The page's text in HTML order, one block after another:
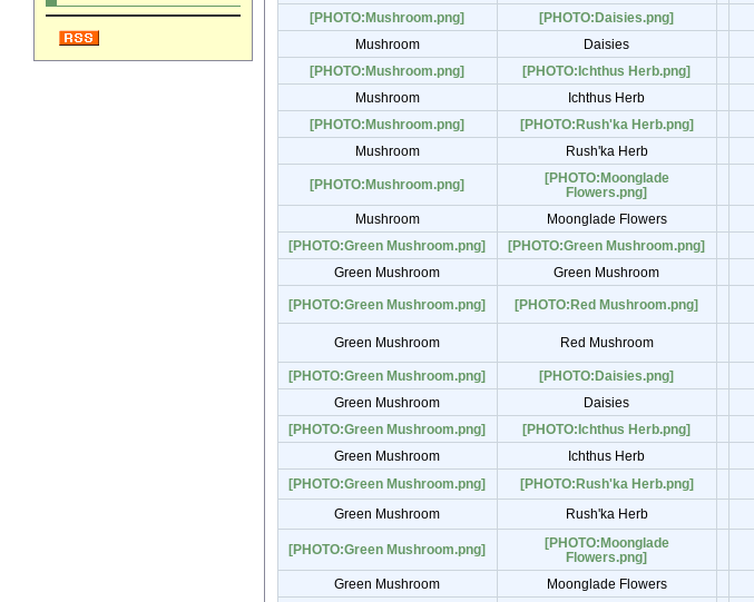
[PHOTO:Mushroom.png]
[PHOTO:Daisies.png]
Mushroom
Daisies
[PHOTO:Mushroom.png]
[PHOTO:Ichthus Herb.png]
Mushroom Ichthus Herb
[PHOTO:Mushroom.png]
[PHOTO:Rush'ka Herb.png]
Mushroom
Rush'ka Herb
[PHOTO:Mushroom.png]
[PHOTO:Moonglade
Flowers.png]
Mushroom
Moonglade Flowers
[PHOTO:Green Mushroom.png]
[PHOTO:Green Mushroom.png]
Green Mushroom Green Mushroom
[PHOTO:Green Mushroom.png] [PHOTO:Red Mushroom.png]
Green Mushroom Red Mushroom
[PHOTO:Green Mushroom.png] [PHOTO:Daisies.png]
Green Mushroom
Daisies
[PHOTO:Green Mushroom.png]
[PHOTO:Ichthus Herb.png]
Green Mushroom
Ichthus Herb
[PHOTO:Green Mushroom.png]
[PHOTO:Rush'ka Herb.png]
Green Mushroom Rush'ka Herb
[PHOTO:Green Mushroom.png]
[PHOTO:Moonglade
Flowers.png]
Green Mushroom Moonglade Flowers